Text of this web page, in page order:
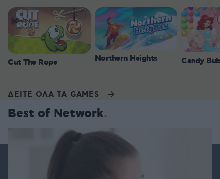
Cut The Rope Northern Heights Candy
ΔΕΙΤΕ ΟΛΑ ΤΑ GAMES
Best of Network